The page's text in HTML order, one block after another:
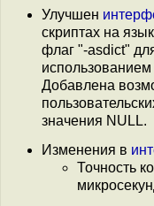
Улучшен
скриптах на
флаг "-asdict"
Добавлена
значения NULL.
Изменения в
Точность